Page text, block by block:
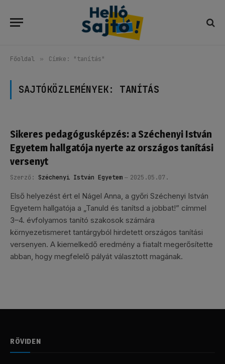
Főoldal » Címke: "tanítás"
SAJTÓKÖZLEMÉNYEK: TANÍTÁS
Sikeres pedagógusképzés: a Széchenyi István
Egyetem hallgatója nyerte az országos tanítási
versenyt
Szerző: Széchenyi István Egyetem 2025.05.07.
Első helyezést ért el Nágel Anna, a győri Széchenyi István
Egyetem hallgatója a „Tanuld és tanítsd a jobbat!” címmel
3–4. évfolyamos tanító szakosok számára
környezetismeret tantárgyból hirdetett országos tanítási
versenyen. A kiemelkedő eredmény a fiatalt megerősítette
abban, hogy megfelelő pályát választott magának.
RÖVIDEN